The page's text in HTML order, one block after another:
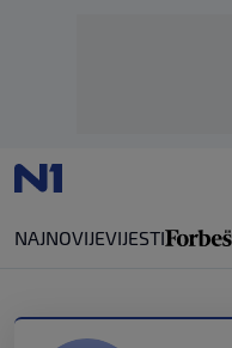
NAJNOVIJEVIJESTI